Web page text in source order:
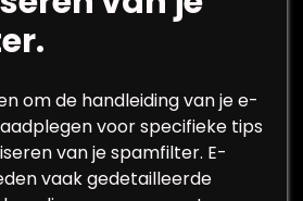
om de handleiding van je e-
voor specifieke tips
van je spamfilter. E-
vaak gedetailleerde